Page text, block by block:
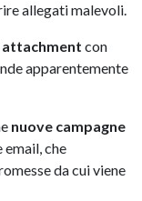
allegati malevoli.
attachment con
apparentemente
nuove campagne
che
da cui viene